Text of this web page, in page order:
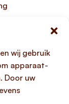
wij gebruik
apparaat-
Door uw
99,